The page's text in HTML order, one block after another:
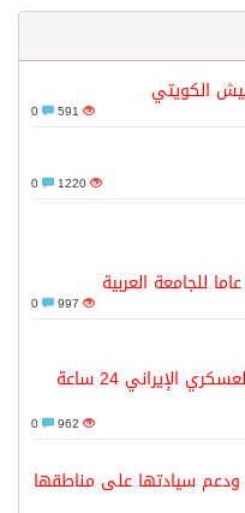
الكويتي
591
1220
للجامعة العربية
997
السعودية تمهل الملحق العسكري الإيراني 24 ساعة
962
سيادتها على مناطقها